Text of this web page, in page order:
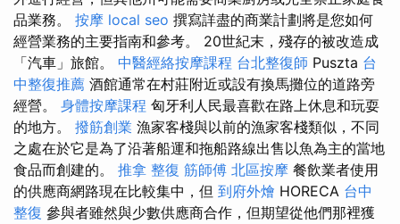
品業務。 按摩 local seo 撰寫詳盡的商業計劃將是您如何
經營業務的主要指南和參考。 20世紀末，殘存的被改造成
「汽車」旅館。 中醫經絡按摩課程 台北整復師 Puszta 台
中整復推薦 酒館通常在村莊附近或設有換馬攤位的道路旁
經營。 身體按摩課程 匈牙利人民最喜歡在路上休息和玩耍
的地方。 撥筋創業 漁家客棧與以前的漁家客棧類似，不同
之處在於它是為了沿著船運和拖船路線出售以魚為主的當地
食品而創建的。 推拿 整復 筋師傅 北區按摩 餐飲業者使用
的供應商網路現在比較集中，但 到府外燴 HORECA 台中
整復 參與者雖然與少數供應商合作，但期望從他們那裡獲